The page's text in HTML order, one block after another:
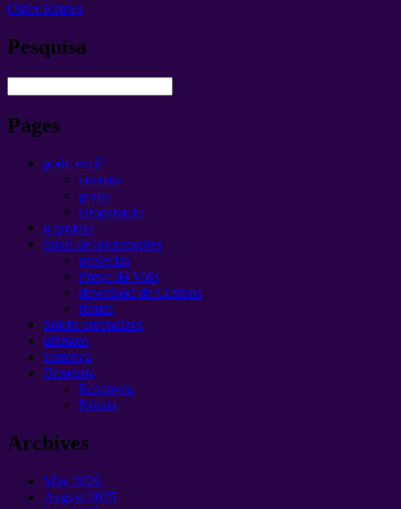
Older Entries
Pesquisa
Pages
pode você!
contato
ponto
cooperação
o projeto
fluxo de informações
profecias
Preço da Vida
download de Cosmos
fórum
Spirits aprendizes
ultimato
sentença
Помощь
Беларусь
Rússia
Archives
May 2026
August 2025